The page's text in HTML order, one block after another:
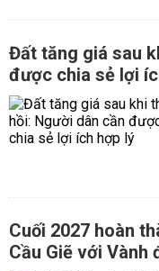
Đất tăng giá sau
được chia sẻ lợi
Cuối 2027 hoàn
Cầu Giẽ với Vành